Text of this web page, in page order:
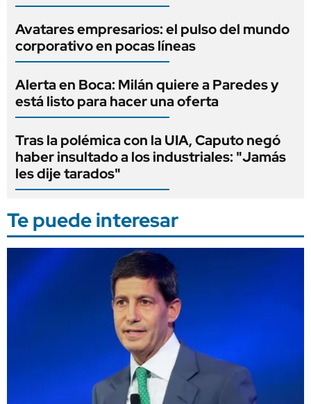
Avatares empresarios: el pulso del mundo
corporativo en pocas líneas
Alerta en Boca: Milán quiere a Paredes y
está listo para hacer una oferta
Tras la polémica con la UIA, Caputo negó
haber insultado a los industriales: "Jamás
les dije tarados"
Te puede interesar